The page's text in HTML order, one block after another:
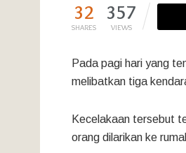
32
SHARES
357
VIEWS
Pada pagi hari yang
melibatkan tiga
Kecelakaan tersebut
orang dilarikan ke